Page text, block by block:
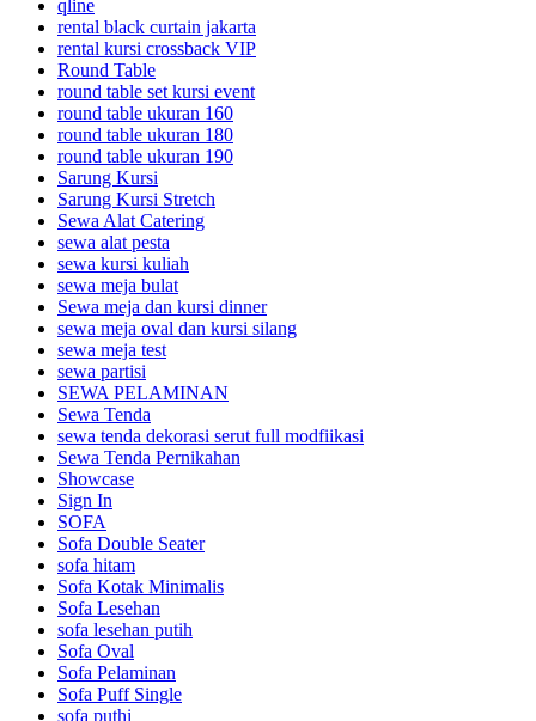
qline
rental black curtain jakarta
rental kursi crossback VIP
Round Table
round table set kursi event
round table ukuran 160
round table ukuran 180
round table ukuran 190
Sarung Kursi
Sarung Kursi Stretch
Sewa Alat Catering
sewa alat pesta
sewa kursi kuliah
sewa meja bulat
Sewa meja dan kursi dinner
sewa meja oval dan kursi silang
sewa meja test
sewa partisi
SEWA PELAMINAN
Sewa Tenda
sewa tenda dekorasi serut full modfiikasi
Sewa Tenda Pernikahan
Showcase
Sign In
SOFA
Sofa Double Seater
sofa hitam
Sofa Kotak Minimalis
Sofa Lesehan
sofa lesehan putih
Sofa Oval
Sofa Pelaminan
Sofa Puff Single
sofa puthi